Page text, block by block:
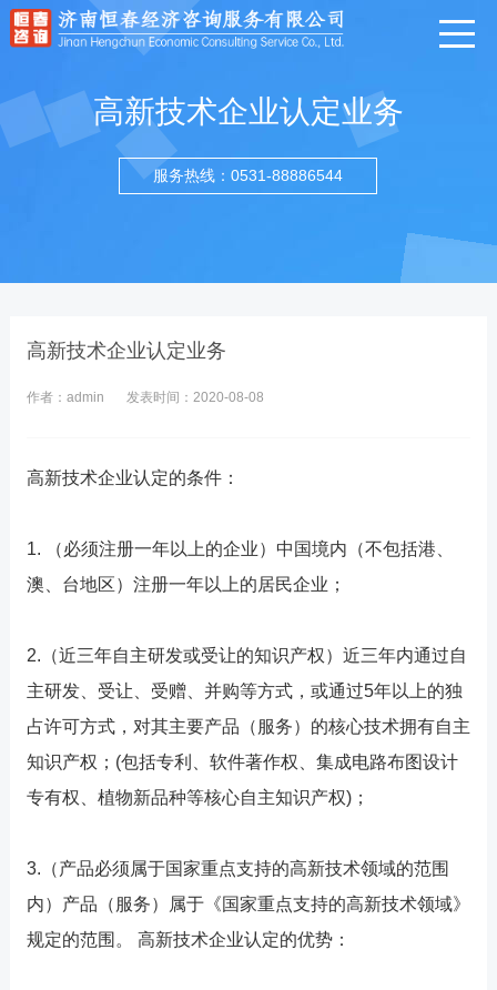
高新技术企业认定业务
服务热线：0531-88886544
高新技术企业认定业务
作者：admin 发表时间：2020-08-08
高新技术企业认定的条件：
1. （必须注册一年以上的企业）中国境内（不包括港、
澳、台地区）注册一年以上的居民企业；
2.（近三年自主研发或受让的知识产权）近三年内通过自
主研发、受让、受赠、并购等方式，或通过5年以上的独
占许可方式，对其主要产品（服务）的核心技术拥有自主
知识产权；(包括专利、软件著作权、集成电路布图设计
专有权、植物新品种等核心自主知识产权)；
3.（产品必须属于国家重点支持的高新技术领域的范围
内）产品（服务）属于《国家重点支持的高新技术领域》
规定的范围。 高新技术企业认定的优势：